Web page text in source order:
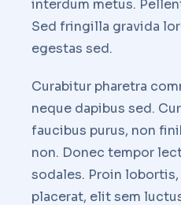
interdum metus.
Sed fringilla gravida
egestas sed.
Curabitur pharetra
neque dapibus sed.
faucibus purus, non
non. Donec tempor
sodales. Proin
placerat, elit sem